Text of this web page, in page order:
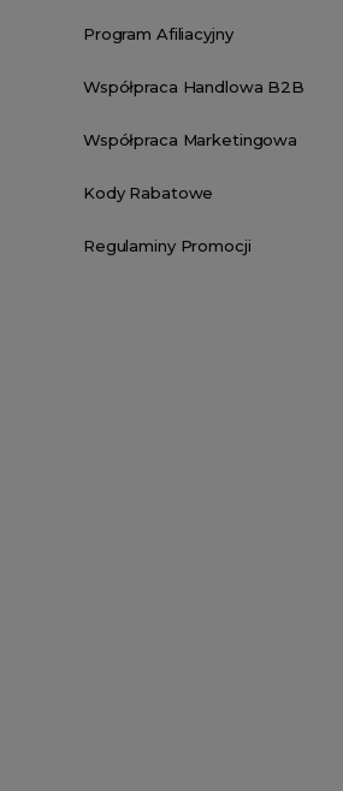
Program Afiliacyjny
Współpraca Handlowa B2B
Współpraca Marketingowa
Kody Rabatowe
Regulaminy Promocji